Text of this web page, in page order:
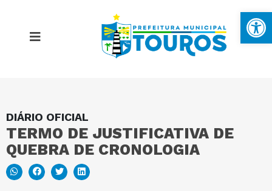
DIÁRIO OFICIAL
TERMO DE JUSTIFICATIVA DE
QUEBRA DE CRONOLOGIA
MAPA DO SITE
PORTAL DA TRANSPARÊNCIA